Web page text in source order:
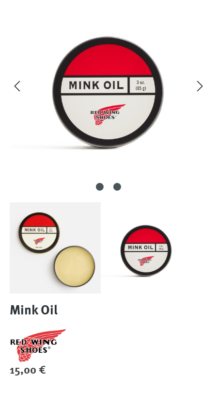
Mink Oil
Regulärer Preis:
15,00 €